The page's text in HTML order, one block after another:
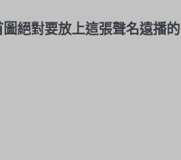
絕對要放上這張聲名遠播的